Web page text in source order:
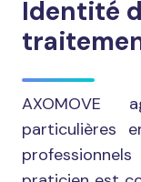
Identité
particulières